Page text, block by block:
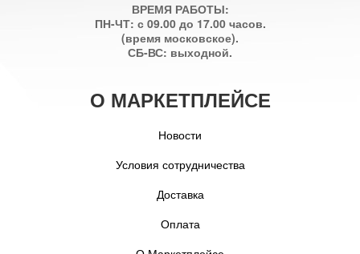
ВРЕМЯ РАБОТЫ:
ПН-ЧТ: с 09.00 до 17.00 часов.
(время московское).
СБ-ВС: выходной.
О МАРКЕТПЛЕЙСЕ
Новости
Условия сотрудничества
Доставка
Оплата